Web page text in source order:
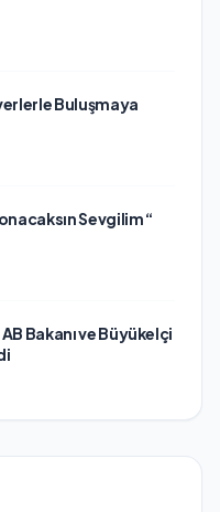
Buluşmaya
Sevgilim “
Bakanı ve Büyükelçi